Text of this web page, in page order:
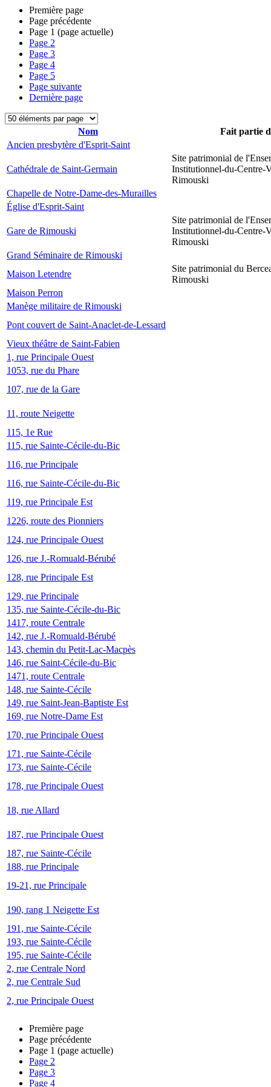
Première page
Page précédente
Page 1 (page actuelle)
Page 2
Page 3
Page 4
Page 5
Page suivante
Dernière page
Nom
Fait partie
Ancien presbytère d'Esprit-Saint
Cathédrale de Saint-Germain
Site patrimonial de
Institutionnel-du-Centre-
Rimouski
Chapelle de Notre-Dame-des-Murailles
Église d'Esprit-Saint
Gare de Rimouski
Site patrimonial de
Institutionnel-du-Centre-
Rimouski
Grand Séminaire de Rimouski
Maison Letendre
Site patrimonial du
Rimouski
Maison Perron
Manège militaire de Rimouski
Pont couvert de Saint-Anaclet-de-Lessard
Vieux théâtre de Saint-Fabien
1, rue Principale Ouest
1053, rue du Phare
107, rue de la Gare
11, route Neigette
115, 1e Rue
115, rue Sainte-Cécile-du-Bic
116, rue Principale
116, rue Sainte-Cécile-du-Bic
119, rue Principale Est
1226, route des Pionniers
124, rue Principale Ouest
126, rue J.-Romuald-Bérubé
128, rue Principale Est
129, rue Principale
135, rue Sainte-Cécile-du-Bic
1417, route Centrale
142, rue J.-Romuald-Bérubé
143, chemin du Petit-Lac-Macpès
146, rue Saint-Cécile-du-Bic
1471, route Centrale
148, rue Sainte-Cécile
149, rue Saint-Jean-Baptiste Est
169, rue Notre-Dame Est
170, rue Principale Ouest
171, rue Sainte-Cécile
173, rue Sainte-Cécile
178, rue Principale Ouest
18, rue Allard
187, rue Principale Ouest
187, rue Sainte-Cécile
188, rue Principale
19-21, rue Principale
190, rang 1 Neigette Est
191, rue Sainte-Cécile
193, rue Sainte-Cécile
195, rue Sainte-Cécile
2, rue Centrale Nord
2, rue Centrale Sud
2, rue Principale Ouest
Première page
Page précédente
Page 1 (page actuelle)
Page 2
Page 3
Page 4